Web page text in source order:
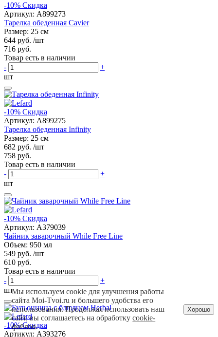
-10% Скидка
Артикул: A899273
Тарелка обеденная Cavier
Размер: 25 см
644 руб. /шт
716 руб.
Товар есть в наличии
-
+
шт
-10% Скидка
Артикул: A899275
Тарелка обеденная Infinity
Размер: 25 см
682 руб. /шт
758 руб.
Товар есть в наличии
-
+
шт
-10% Скидка
Артикул: A379039
Чайник заварочный While Free Line
Объем: 950 мл
549 руб. /шт
610 руб.
Товар есть в наличии
-
+
шт
-10% Скидка
Артикул: A393276
Мы используем cookie для улучшения работы
сайта Moi-Tvoi.ru и большего удобства его
использования. Продолжая использовать наш
сайт, вы соглашаетесь на обработкуcookie-
файлов.
Хорошо